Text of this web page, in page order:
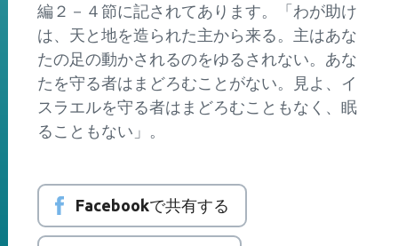
編２－４節に記されてあります。「わが助け
は、天と地を造られた主から来る。主はあな
たの足の動かされるのをゆるされない。あな
たを守る者はまどろむことがない。見よ、イ
スラエルを守る者はまどろむこともなく、眠
ることもない」。
Facebookで共有する